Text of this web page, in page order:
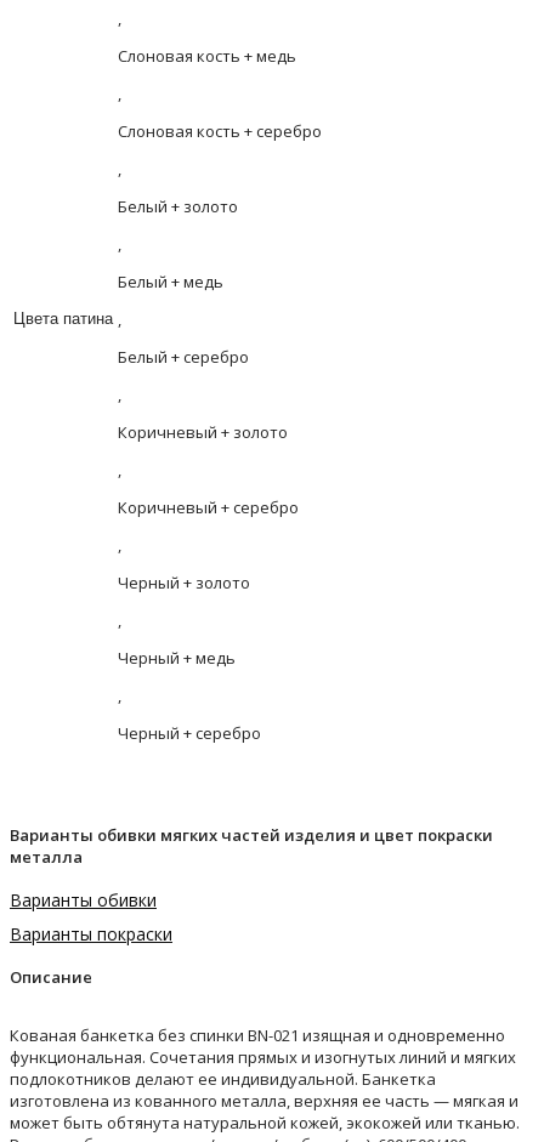
Цвета патина
,
Слоновая кость + медь
,
Слоновая кость + серебро
,
Белый + золото
,
Белый + медь
,
Белый + серебро
,
Коричневый + золото
,
Коричневый + серебро
,
Черный + золото
,
Черный + медь
,
Черный + серебро
Варианты обивки мягких частей изделия и цвет покраски
металла
Варианты обивки
Варианты покраски
Описание
Кованая банкетка без спинки BN-021 изящная и одновременно
функциональная. Сочетания прямых и изогнутых линий и мягких
подлокотников делают ее индивидуальной. Банкетка
изготовлена из кованного металла, верхняя ее часть — мягкая и
может быть обтянута натуральной кожей, экокожей или тканью.